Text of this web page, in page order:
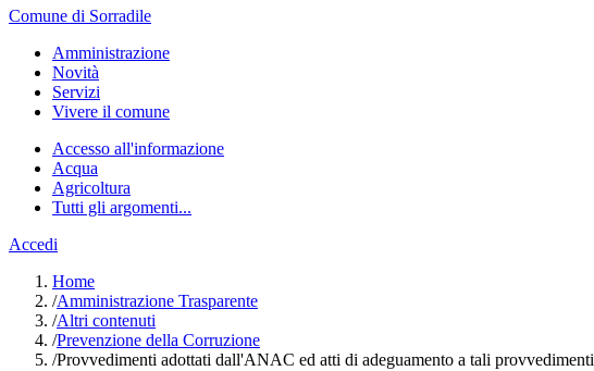
Comune di Sorradile
Amministrazione
Novità
Servizi
Vivere il comune
Accesso all'informazione
Acqua
Agricoltura
Tutti gli argomenti...
Accedi
Home
/Amministrazione Trasparente
/Altri contenuti
/Prevenzione della Corruzione
/Provvedimenti adottati dall'ANAC ed atti di adeguamento a tali provvedimenti